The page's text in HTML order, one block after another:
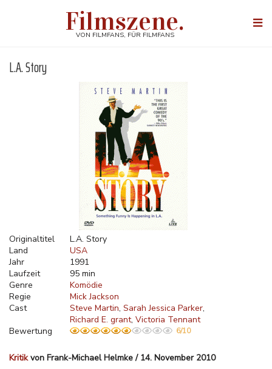
Filmszene.
VON FILMFANS, FÜR FILMFANS
L.A. Story
Originaltitel
L.A. Story
Land
USA
Jahr
1991
Laufzeit
95 min
Genre
Komödie
Regie
Mick Jackson
Cast
Steve Martin Sarah Jessica Parker
Richard E. grant Victoria Tennant
Bewertung
6/10
Kritikvon Frank-Michael Helmke / 14. November 2010